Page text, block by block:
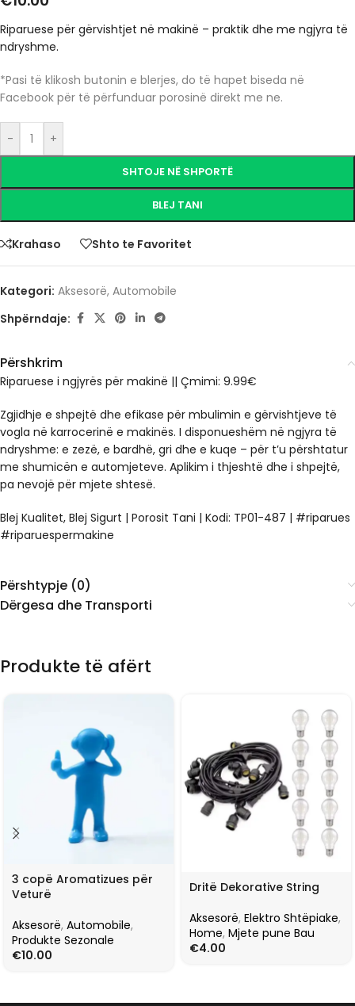
Riparuese për gërvishtjet në makinë – praktik dhe me ngjyra të
ndryshme.
*Pasi të klikosh butonin e blerjes, do të hapet biseda në
Facebook për të përfunduar porosinë direkt me ne.
- +
SHTOJE NË SHPORTË
BLEJ TANI
Krahaso Shto te Favoritet
Kategori: Aksesorë, Automobile
Shpërndaje:
Përshkrim
Riparuese i ngjyrës për makinë || Çmimi: 9.99€
Zgjidhje e shpejtë dhe efikase për mbulimin e gërvishtjeve të
vogla në karrocerinë e makinës. I disponueshëm në ngjyra të
ndryshme: e zezë, e bardhë, gri dhe e kuqe – për t’u përshtatur
me shumicën e automjeteve. Aplikim i thjeshtë dhe i shpejtë,
pa nevojë për mjete shtesë.
Blej Kualitet, Blej Sigurt | Porosit Tani | Kodi: TP01-487 | #riparues
#riparuespermakine
Përshtypje (0)
Dërgesa dhe Transporti
Produkte të afërt
3 copë Aromatizues për
Veturë
Aksesorë, Automobile,
Produkte Sezonale
€10.00
Dritë Dekorative String
Aksesorë, Elektro Shtëpiake,
Home, Mjete pune Bau
€4.00